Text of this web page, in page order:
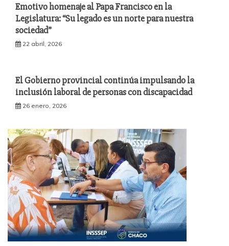
Emotivo homenaje al Papa Francisco en la
Legislatura: “Su legado es un norte para nuestra
sociedad”
22 abril, 2026
El Gobierno provincial continúa impulsando la
inclusión laboral de personas con discapacidad
26 enero, 2026